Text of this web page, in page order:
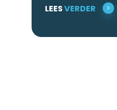
LEESVERDER